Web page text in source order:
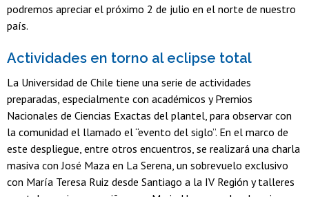
podremos apreciar el próximo 2 de julio en el norte de nuestro
país.
Actividades en torno al eclipse total
La Universidad de Chile tiene una serie de actividades
preparadas, especialmente con académicos y Premios
Nacionales de Ciencias Exactas del plantel, para observar con
la comunidad el llamado el “evento del siglo”. En el marco de
este despliegue, entre otros encuentros, se realizará una charla
masiva con José Maza en La Serena, un sobrevuelo exclusivo
con María Teresa Ruiz desde Santiago a la IV Región y talleres